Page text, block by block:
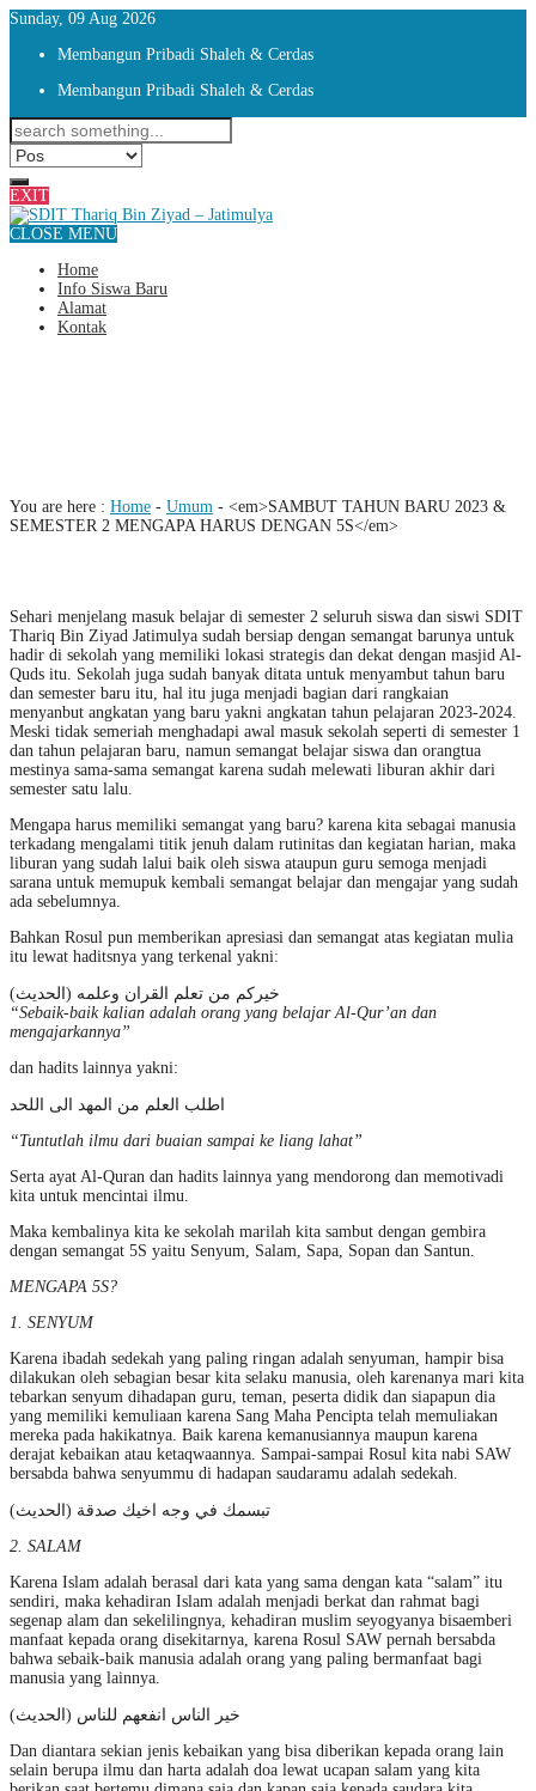
Sunday, 09 Aug 2026
Membangun Pribadi Shaleh & Cerdas
Membangun Pribadi Shaleh & Cerdas
EXIT
CLOSE MENU
Home
Info Siswa Baru
Alamat
Kontak
You are here : Home - Umum - <em>SAMBUT TAHUN BARU 2023 &
SEMESTER 2 MENGAPA HARUS DENGAN 5S</em>
Sehari menjelang masuk belajar di semester 2 seluruh siswa dan siswi SDIT
Thariq Bin Ziyad Jatimulya sudah bersiap dengan semangat barunya untuk
hadir di sekolah yang memiliki lokasi strategis dan dekat dengan masjid Al-
Quds itu. Sekolah juga sudah banyak ditata untuk menyambut tahun baru
dan semester baru itu, hal itu juga menjadi bagian dari rangkaian
menyanbut angkatan yang baru yakni angkatan tahun pelajaran 2023-2024.
Meski tidak semeriah menghadapi awal masuk sekolah seperti di semester 1
dan tahun pelajaran baru, namun semangat belajar siswa dan orangtua
mestinya sama-sama semangat karena sudah melewati liburan akhir dari
semester satu lalu.
Mengapa harus memiliki semangat yang baru? karena kita sebagai manusia
terkadang mengalami titik jenuh dalam rutinitas dan kegiatan harian, maka
liburan yang sudah lalui baik oleh siswa ataupun guru semoga menjadi
sarana untuk memupuk kembali semangat belajar dan mengajar yang sudah
ada sebelumnya.
Bahkan Rosul pun memberikan apresiasi dan semangat atas kegiatan mulia
itu lewat haditsnya yang terkenal yakni:
خيركم من تعلم القران وعلمه (الحديث)
“Sebaik-baik kalian adalah orang yang belajar Al-Qur’an dan
mengajarkannya”
dan hadits lainnya yakni:
اطلب العلم من المهد الى اللحد
“Tuntutlah ilmu dari buaian sampai ke liang lahat”
Serta ayat Al-Quran dan hadits lainnya yang mendorong dan memotivadi
kita untuk mencintai ilmu.
Maka kembalinya kita ke sekolah marilah kita sambut dengan gembira
dengan semangat 5S yaitu Senyum, Salam, Sapa, Sopan dan Santun.
MENGAPA 5S?
1. SENYUM
Karena ibadah sedekah yang paling ringan adalah senyuman, hampir bisa
dilakukan oleh sebagian besar kita selaku manusia, oleh karenanya mari kita
tebarkan senyum dihadapan guru, teman, peserta didik dan siapapun dia
yang memiliki kemuliaan karena Sang Maha Pencipta telah memuliakan
mereka pada hakikatnya. Baik karena kemanusiannya maupun karena
derajat kebaikan atau ketaqwaannya. Sampai-sampai Rosul kita nabi SAW
bersabda bahwa senyummu di hadapan saudaramu adalah sedekah.
تبسمك في وجه اخيك صدقة (الحديث)
2. SALAM
Karena Islam adalah berasal dari kata yang sama dengan kata “salam” itu
sendiri, maka kehadiran Islam adalah menjadi berkat dan rahmat bagi
segenap alam dan sekelilingnya, kehadiran muslim seyogyanya bisaemberi
manfaat kepada orang disekitarnya, karena Rosul SAW pernah bersabda
bahwa sebaik-baik manusia adalah orang yang paling bermanfaat bagi
manusia yang lainnya.
خير الناس انفعهم للناس (الحديث)
Dan diantara sekian jenis kebaikan yang bisa diberikan kepada orang lain
selain berupa ilmu dan harta adalah doa lewat ucapan salam yang kita